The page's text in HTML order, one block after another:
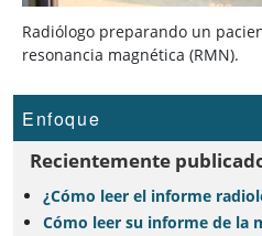
Radiólogo preparando un
resonancia magnética (RMN).
Enfoque
Recientemente
¿Cómo leer el informe
Cómo leer su informe de la